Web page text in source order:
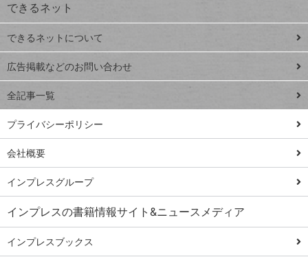
close
閉じ
る
連載
Excel Q&A
トイアンナ流仕
事術
ではじめる業務
の完全自動化
AI議事録作成術
Windows 11
Q&A
Teams踏み込み
活用術
できるネット
できるネットについて
広告掲載などのお問い合わせ
全記事一覧
プライバシーポリシー
会社概要
インプレスグループ
インプレスの書籍情報サイト&ニュースメディア
インプレスブックス